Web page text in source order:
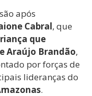
após
Cabral, que
que
Araújo Brandão,
por forças de
lideranças do
.